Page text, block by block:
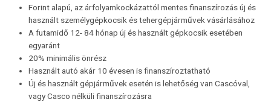
Forint alapú, az árfolyamkockázattól mentes finanszírozás új és
használt személygépkocsik és tehergépjárművek vásárlásához
A futamidő 12- 84 hónap új és használt gépkocsik esetében
egyaránt
20% minimális önrész
Használt autó akár 10 évesen is finanszíroztatható
Új és használt gépjárművek esetén is lehetőség van Cascóval,
vagy Casco nélküli finanszírozásra